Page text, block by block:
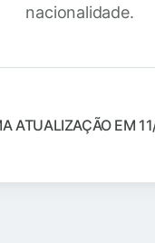
nacionalidade.
ATUALIZAÇÃO EM